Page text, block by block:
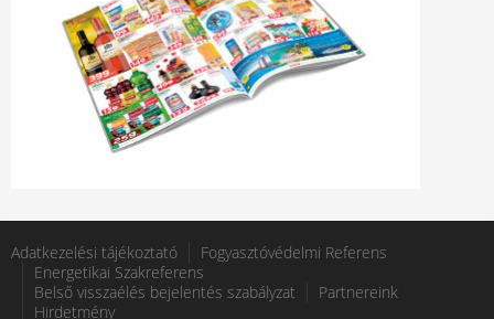
Adatkezelési tájékoztató
Fogyasztóvédelmi Referens
Energetikai Szakreferens
Belső visszaélés bejelentés szabályzat
Partnereink
Hirdetmény